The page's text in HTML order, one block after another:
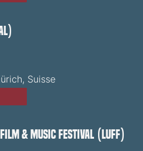
Suisse
& Music Festival (LUFF)